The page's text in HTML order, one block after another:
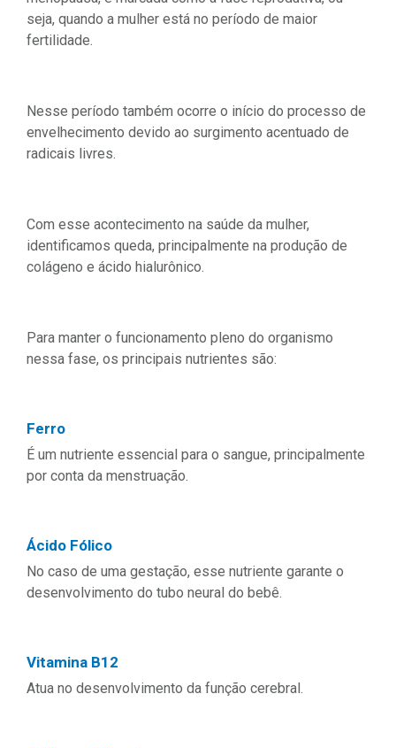
seja, quando a mulher está no período de maior
fertilidade.
Nesse período também ocorre o início do processo de
envelhecimento devido ao surgimento acentuado de
radicais livres.
Com esse acontecimento na saúde da mulher,
identificamos queda, principalmente na produção de
colágeno e ácido hialurônico.
Para manter o funcionamento pleno do organismo
nessa fase, os principais nutrientes são:
Ferro
É um nutriente essencial para o sangue, principalmente
por conta da menstruação.
Ácido Fólico
No caso de uma gestação, esse nutriente garante o
desenvolvimento do tubo neural do bebê.
Vitamina B12
Atua no desenvolvimento da função cerebral.